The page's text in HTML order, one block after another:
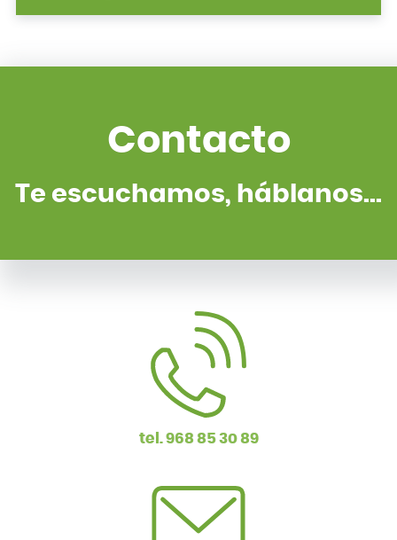
Contacto
Te escuchamos, háblanos...
tel. 968 85 30 89